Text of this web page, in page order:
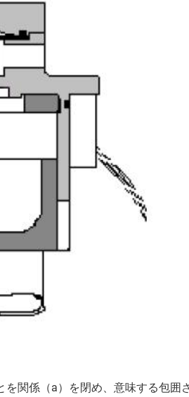
関係（a）を閉め、意味する包囲